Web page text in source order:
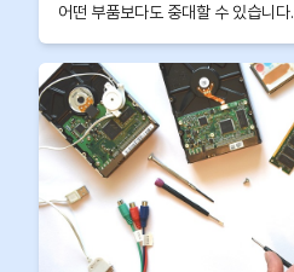
어떤 부품보다도 중대할 수 있습니다.